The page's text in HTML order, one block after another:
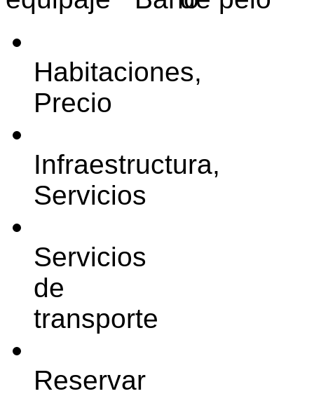
Habitaciones,
Precio
Infraestructura,
Servicios
Servicios
de
transporte
Reservar